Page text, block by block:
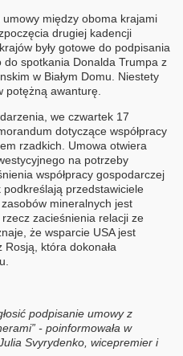
między oboma krajami
drugiej kadencji
były gotowe do podpisania
do spotkania Donalda Trumpa z
w Białym Domu. Niestety
potężną awanturę.
we czwartek 17
dotyczące współpracy
rzadkich. Umowa otwiera
na potrzeby
współpracy gospodarczej
przedstawiciele
mineralnych jest
zacieśnienia relacji ze
że wsparcie USA jest
która dokonała
podpisanie umowy z
- poinformowała w
Svyrydenko, wicepremier i